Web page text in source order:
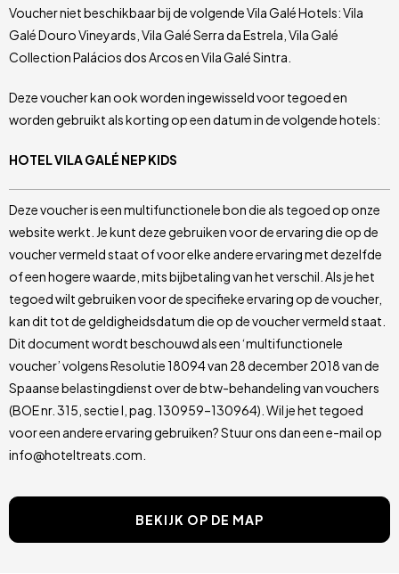
Voucher niet beschikbaar bij de volgende Vila Galé Hotels: Vila
Galé Douro Vineyards, Vila Galé Serra da Estrela, Vila Galé
Collection Palácios dos Arcos en Vila Galé Sintra.
Deze voucher kan ook worden ingewisseld voor tegoed en
worden gebruikt als korting op een datum in de volgende hotels:
HOTEL VILA GALÉ NEP KIDS
Deze voucher is een multifunctionele bon die als tegoed op onze
website werkt. Je kunt deze gebruiken voor de ervaring die op de
voucher vermeld staat of voor elke andere ervaring met dezelfde
of een hogere waarde, mits bijbetaling van het verschil. Als je het
tegoed wilt gebruiken voor de specifieke ervaring op de voucher,
kan dit tot de geldigheidsdatum die op de voucher vermeld staat.
Dit document wordt beschouwd als een ‘multifunctionele
voucher’ volgens Resolutie 18094 van 28 december 2018 van de
Spaanse belastingdienst over de btw-behandeling van vouchers
(BOE nr. 315, sectie I, pag. 130959–130964). Wil je het tegoed
voor een andere ervaring gebruiken? Stuur ons dan een e-mail op
info@hoteltreats.com.
BEKIJK OP DE MAP